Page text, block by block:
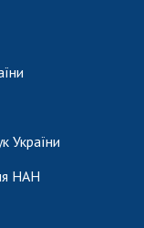
України
НАН